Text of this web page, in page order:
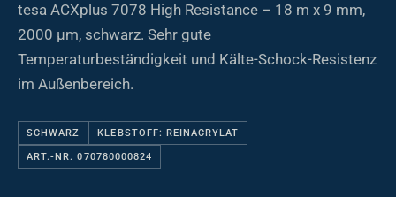
tesa ACXplus 7078 High Resistance – 18 m x 9 mm,
2000 µm, schwarz. Sehr gute
Temperaturbeständigkeit und Kälte-Schock-Resistenz
im Außenbereich.
SCHWARZ KLEBSTOFF: REINACRYLAT
ART.-NR. 070780000824